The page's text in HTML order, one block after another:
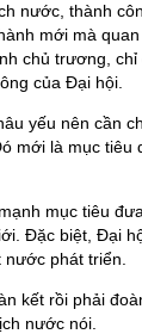
nước, thành
mới mà
chủ trương,
của Đại hội.
yếu nên cần
mới là mục
mục tiêu
Đặc biệt, Đại
phát triển.
kết rồi phải
nước nói.